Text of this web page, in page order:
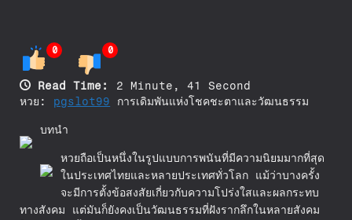
0 0
Read Time:
2 Minute, 41 Second
หวย: pgslot99 การเดิมพันแห่งโชคชะตาและวัฒนธรรม
บทนำ
หวยถือเป็นหนึ่งในรูปแบบการพนันที่มีความนิยมมากที่สุด
ในประเทศไทยและหลายประเทศทั่วโลก แม้ว่าบางครั้ง
จะมีการตั้งข้อสงสัยเกี่ยวกับความโปร่งใสและผลกระทบ
ทางสังคม แต่มันก็ยังคงเป็นวัฒนธรรมที่ฝังรากลึกในหลายสังคม